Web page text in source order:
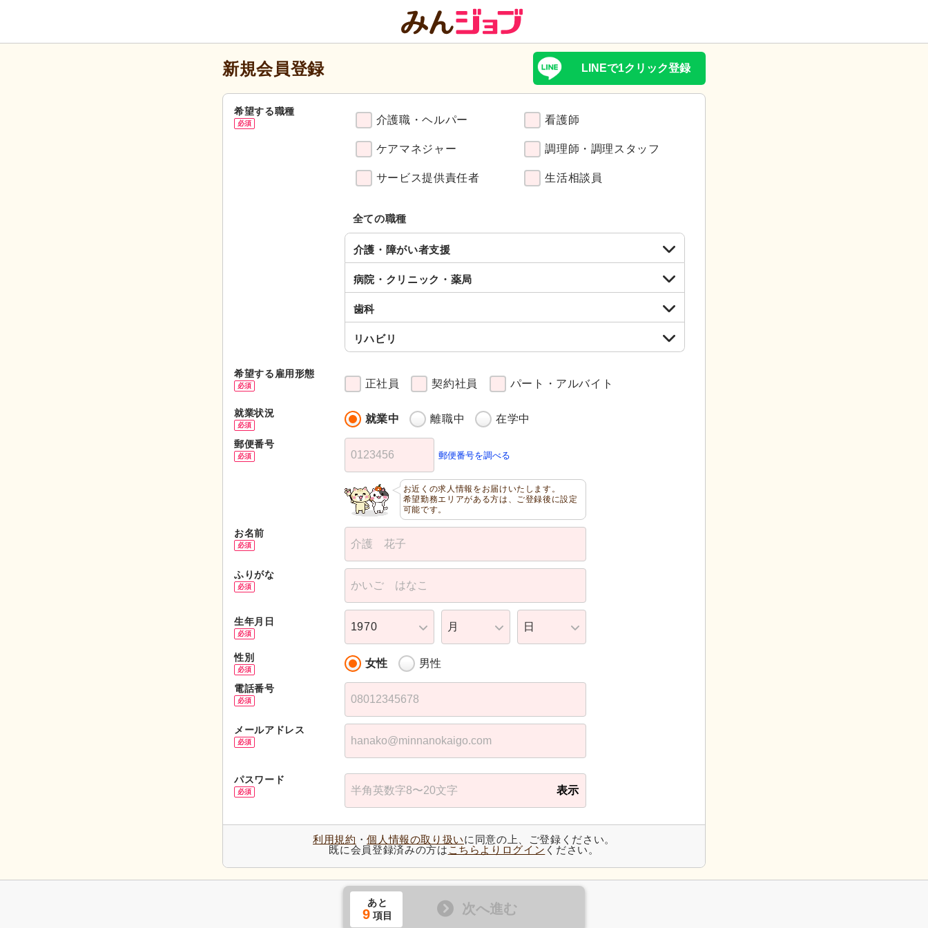
新規会員登録 LINEで1クリック登録
希望する職種
必須 介護職・ヘルパー 看護師
ケアマネジャー 調理師・調理スタッフ
サービス提供責任者 生活相談員
全ての職種
介護・障がい者支援
病院・クリニック・薬局
歯科
リハビリ
希望する 雇用形態
必須 正社員 契約社員 パート・アルバイト
就業状況
必須
就業中 離職中 在学中
郵便番号
必須 郵便番号を調べる
お近くの求人情報をお届けいたします。
希望勤務エリアがある方は、ご登録後に設定
可能です。
お名前
必須
ふりがな
必須
生年月日
必須
1970 月 日
性別
必須
女性 男性
電話番号
必須
メールアドレス
必須
パスワード
必須 表示
利用規約 ・個人情報の取り扱いに同意の上、ご登録ください。
既に会員登録済みの方は こちらよりログイン ください。
あと
9 項目 次へ進む